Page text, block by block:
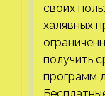
своих
халявных
получить
программ